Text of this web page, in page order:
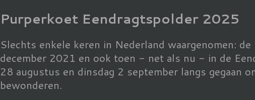
Purperkoet Eendragtspolder 2025
Slechts enkele keren in Nederland waargenomen:
december 2021 en ook toen - net als nu - in de
28 augustus en dinsdag 2 september langs gegaan
bewonderen.